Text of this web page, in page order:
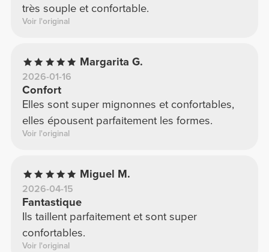
très souple et confortable.
Voir l'original
Margarita G.
2026-01-16
Confort
Elles sont super mignonnes et confortables,
elles épousent parfaitement les formes.
Voir l'original
Miguel M.
2026-04-15
Fantastique
Ils taillent parfaitement et sont super
confortables.
Voir l'original